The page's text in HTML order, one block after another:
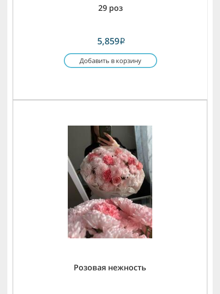
29 роз
5,859i
Добавить в корзину
Розовая нежность